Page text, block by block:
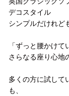
デコスタイル
シンプルだけれど
「ずっと腰かけ
さらなる座り心地
多くの方に試して
も、